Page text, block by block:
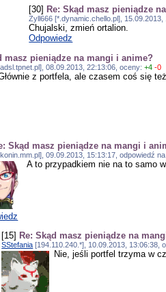
[30] Re: Skąd masz pieniądze
Zyll666 [*.dynamic.chello.pl],
Chujalski, zmień ortalion.
Odpowiedz
masz pieniądze na mangi i anime?
08.09.2013, 22:13:06, oceny:+4 -0
z portfela, ale czasem coś się
Skąd masz pieniądze na mangi i
09.09.2013, 15:13:17, odpowiedź
A to przypadkiem nie na to samo
[15] Re: Skąd masz pieniądze na
SStefania [194.110.240.*], 10.09.2013, 13:06:38,
Nie, jeśli portfel trzyma w